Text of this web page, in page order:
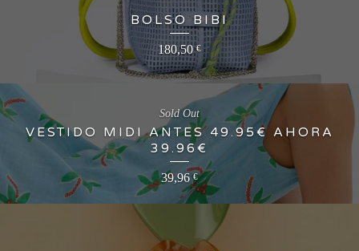
BOLSO BIBI
180,50€
VESTIDO MIDI ANTES 49.95€ AHORA
39.96€
39,96€
Sold Out